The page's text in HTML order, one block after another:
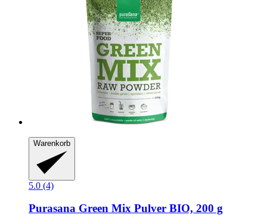
Warenkorb
5.0 (4)
Purasana Green Mix Pulver BIO, 200 g